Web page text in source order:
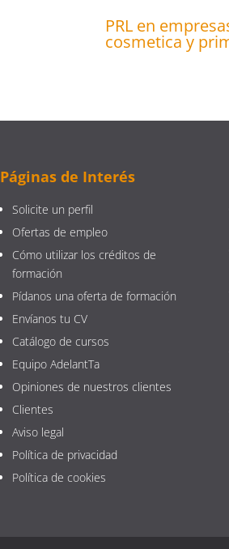
PRL en
cosmetica y
Páginas de Interés
Solicite un perfil
Ofertas de empleo
Cómo utilizar los créditos de
formación
Pídanos una oferta de formación
Envíanos tu CV
Catálogo de cursos
Equipo AdelantTa
Opiniones de nuestros clientes
Clientes
Aviso legal
Política de privacidad
Política de cookies